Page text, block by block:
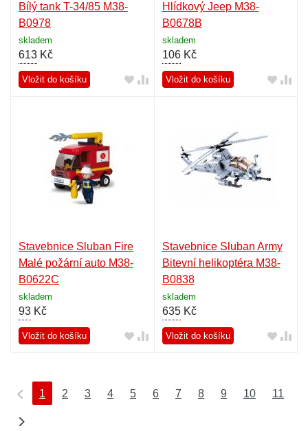
Bílý tank T-34/85 M38-
B0978
skladem
613 Kč
Vložit do košíku
Hlídkový Jeep M38-
B0678B
skladem
106Kč
Vložit do košíku
Stavebnice Sluban Fire
Malé požární auto M38-
B0622C
skladem
93 Kč
Vložit do košíku
Stavebnice Sluban Army
Bitevní helikoptéra M38-
B0838
skladem
635Kč
Vložit do košíku
1 2 3 4 5 6 7 8 9 10 11